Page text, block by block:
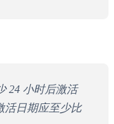
24 小时后激活
活日期应至少比